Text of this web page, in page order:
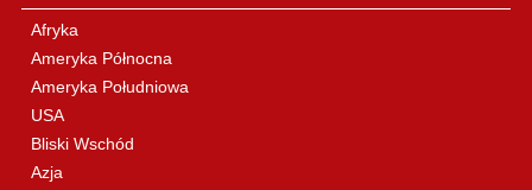
Afryka
Ameryka Północna
Ameryka Południowa
USA
Bliski Wschód
Azja